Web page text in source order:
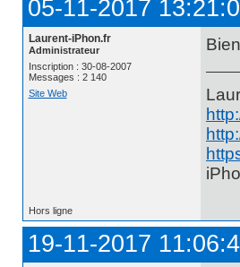
05-11-2017
Laurent-iPhon.fr
Administrateur
Inscription : 30-08-2007
Messages : 2 140
Site Web
Hors ligne
19-11-2017